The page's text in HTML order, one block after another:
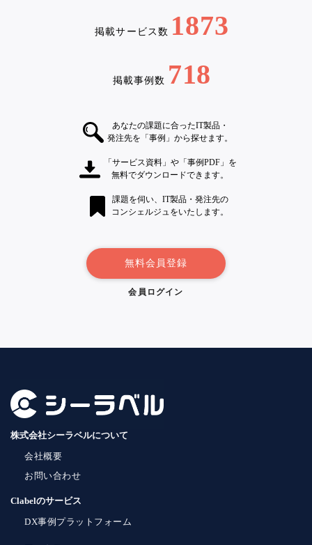
掲載サービス数 1873
掲載事例数 718
あなたの課題に合ったIT製品・
発注先を「事例」から探せます。
「サービス資料」や「事例PDF」を
無料でダウンロードできます。
課題を伺い、IT製品・発注先の
コンシェルジュをいたします。
無料会員登録
会員ログイン
株式会社シーラベルについて
会社概要
お問い合わせ
Clabelのサービス
DX事例プラットフォーム